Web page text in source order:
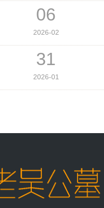
06
2026-02
31
2026-01